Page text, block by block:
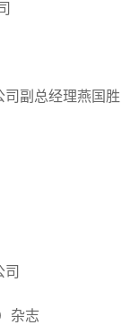
司副总经理燕国胜
司
杂志